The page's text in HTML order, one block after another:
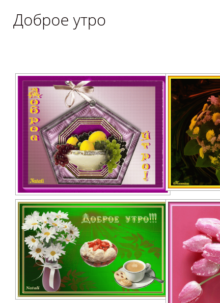
Доброе утро